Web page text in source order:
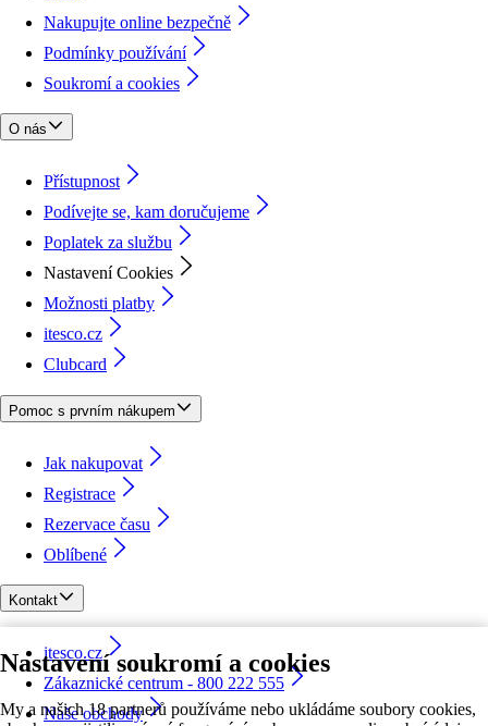
Nastavení soukromí a cookies
My a našich 18 partnerů používáme nebo ukládáme soubory cookies,
Nakupujte online bezpečně
Podmínky používání
Soukromí a cookies
O nás
Přístupnost
Podívejte se, kam doručujeme
Poplatek za službu
Nastavení Cookies
Možnosti platby
itesco.cz
Clubcard
Pomoc s prvním nákupem
Jak nakupovat
Registrace
Rezervace času
Oblíbené
Kontakt
itesco.cz
Zákaznické centrum - 800 222 555
Naše obchody